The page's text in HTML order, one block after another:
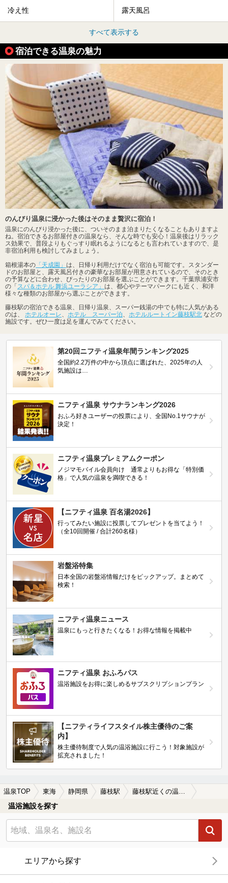
冷え性 露天風呂
すべて表示する
宿泊できる温泉の魅力
のんびり温泉に浸かった後はそのまま贅沢に宿泊！
温泉にのんびり浸かった後に、ついそのまま泊まりたくなることもありますよ
ね。宿泊できるお部屋付きの温泉なら、そんな時でも安心！温泉後はリラック
ス効果で、普段よりもぐっすり眠れるようになるとも言われていますので、是
非宿泊利用も検討してみましょう。
箱根湯本の 「天成園」 は、日帰り利用だけでなく宿泊も可能です。スタンダー
ドのお部屋と、露天風呂付きの豪華なお部屋が用意されているので、そのとき
の予算などに合わせ、ぴったりのお部屋を選ぶことができます。千葉県浦安市
の「スパ＆ホテル 舞浜ユーラシア」 は、都心やテーマパークにも近く、和洋
様々な種類のお部屋から選ぶことができます。
藤枝駅の宿泊できる温泉、日帰り温泉、スーパー銭湯の中でも特に人気がある
のは、 ホテルオーレ、 ホテル スーパー泊、 ホテルルートイン藤枝駅北 などの
施設です。ぜひ一度は足を運んでみてください。
第20回ニフティ温泉年間ランキング2025
全国約2.2万件の中から頂点に選ばれた、2025年の人
気施設は…
ニフティ温泉 サウナランキング2026
おふろ好きユーザーの投票により、全国No.1サウナが
決定！
ニフティ温泉プレミアムクーポン
ノジマモバイル会員向け 通常よりもお得な「特別価
格」で人気の温泉を満喫できる！
【ニフティ温泉 百名湯2026】
行ってみたい施設に投票してプレゼントを当てよう！
（全10回開催 / 合計260名様）
岩盤浴特集
日本全国の岩盤浴情報だけをピックアップ。まとめて
検索！
ニフティ温泉ニュース
温泉にもっと行きたくなる！お得な情報を掲載中
ニフティ温泉 おふろパス
温浴施設をお得に楽しめるサブスクリプションプラン
【ニフティライフスタイル株主優待のご案
内】
株主優待制度で人気の温浴施設に行こう！対象施設が
拡充されました！
温泉TOP 東海 静岡県 藤枝駅 藤枝駅近くの温泉宿・温泉旅館・ホテルおすすめ(2026年版)
温浴施設を探す
エリアから探す